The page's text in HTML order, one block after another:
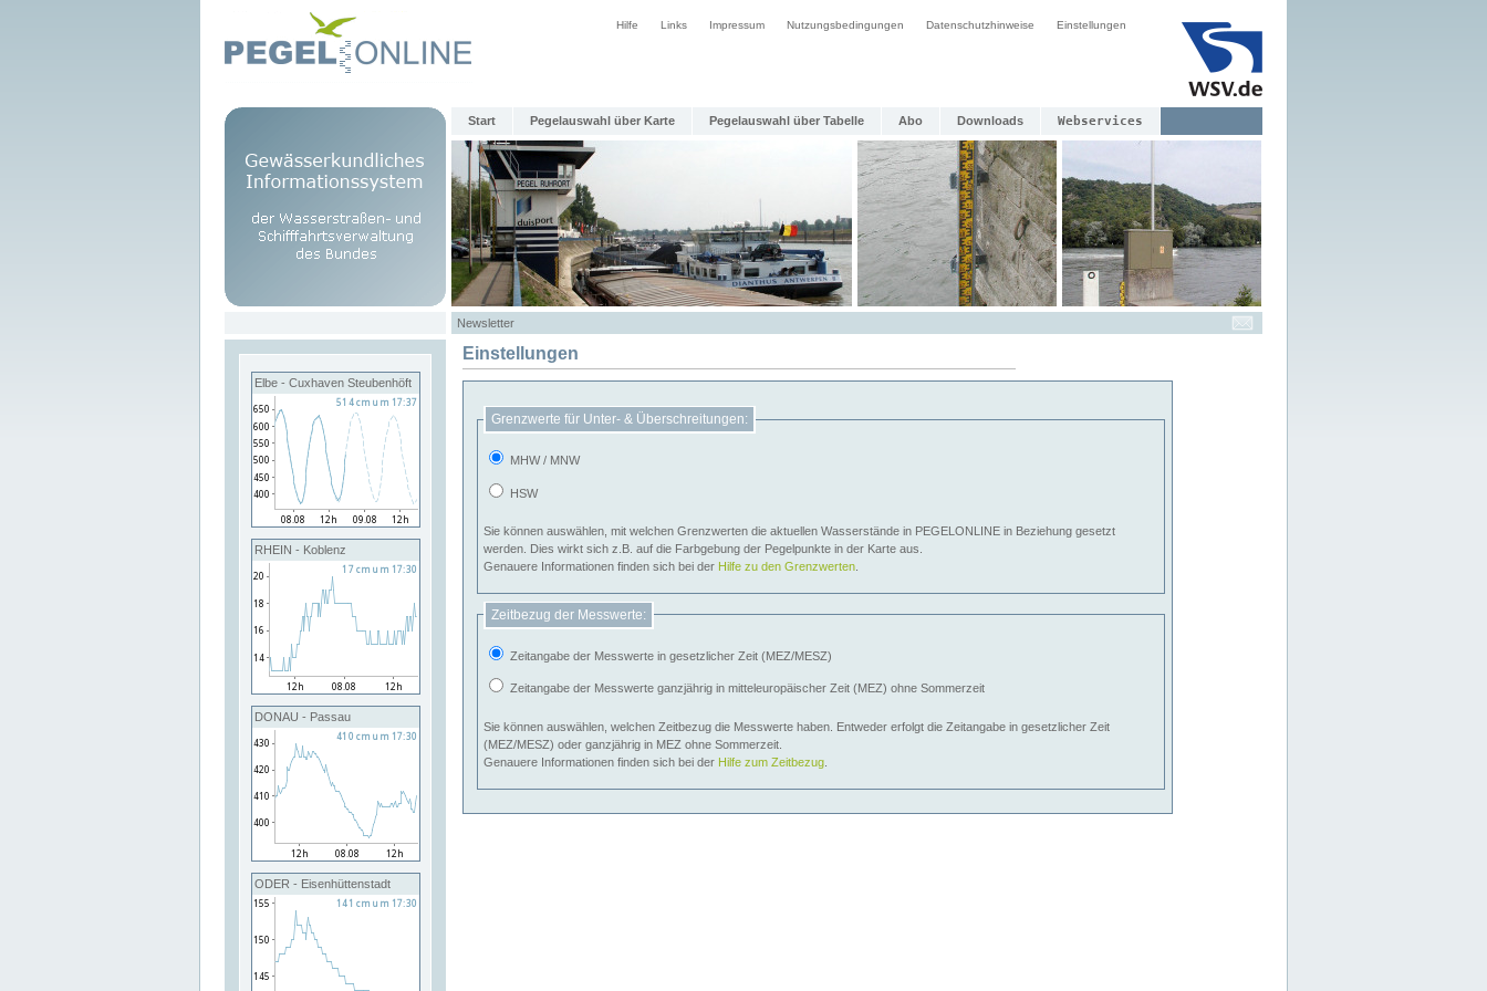
Hilfe Links Impressum Nutzungsbedingungen Datenschutzhinweise Einstellungen
Start Pegelauswahl über Karte Pegelauswahl über Tabelle Abo Downloads Webservices
Newsletter
Elbe - Cuxhaven Steubenhöft
RHEIN - Koblenz
DONAU - Passau
ODER - Eisenhüttenstadt
Einstellungen
Grenzwerte für Unter- & Überschreitungen:
MHW / MNW
HSW
Sie können auswählen, mit welchen Grenzwerten die aktuellen Wasserstände in PEGELONLINE in Beziehung gesetzt
werden. Dies wirkt sich z.B. auf die Farbgebung der Pegelpunkte in der Karte aus.
Genauere Informationen finden sich bei der Hilfe zu den Grenzwerten
Zeitbezug der Messwerte:
Zeitangabe der Messwerte in gesetzlicher Zeit (MEZ/MESZ)
Zeitangabe der Messwerte ganzjährig in mitteleuropäischer Zeit (MEZ) ohne Sommerzeit
Sie können auswählen, welchen Zeitbezug die Messwerte haben. Entweder erfolgt die Zeitangabe in gesetzlicher Zeit
(MEZ/MESZ) oder ganzjährig in MEZ ohne Sommerzeit.
Genauere Informationen finden sich bei der Hilfe zum Zeitbezug